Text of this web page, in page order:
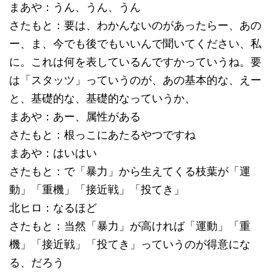
まあや：うん、うん、うん
さたもと：要は、わかんないのがあったらー、あの
ー、ま、今でも後でもいいんで聞いてください、私
に。これは何を表しているんですかっていうね。要
は「スタッツ」っていうのが、あの基本的な、えー
と、基礎的な、基礎的なっていうか、
まあや：あー、属性がある
さたもと：根っこにあたるやつですね
まあや：はいはい
さたもと：で「暴力」から生えてくる枝葉が「運
動」「重機」「接近戦」「投てき」
北ヒロ：なるほど
さたもと：当然「暴力」が高ければ「運動」「重
機」「接近戦」「投てき」っていうのが得意にな
る、だろう